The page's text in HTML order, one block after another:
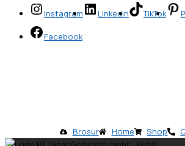
Instagram LinkedIn TikTok
Facebook
Brosur Home Shop